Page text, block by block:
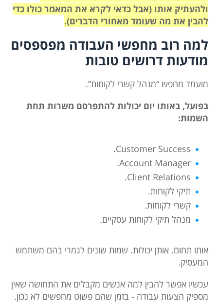
ולהעתיק אותו (אבל כדאי לקרא את המאמר כולו כדי
להבין את מה שעומד מאחורי הדברים).
למה רוב מחפשי העבודה מפספסים
מודעות דרושים טובות
מועמד מחפש “מנהל קשרי לקוחות”.
בפועל, באותו יום יכולות להתפרסם משרות תחת
השמות:
Customer Success.
Account Manager.
Client Relations.
תיקי לקוחות.
קשרי לקוחות.
מנהל תיקי לקוחות עסקיים.
אותו תחום. אותן יכולות. שמות שונים לגמרי בהם משתמש
המעסיק.
עכשיו אפשר להבין למה אנשים מקבלים את התחושה שאין
מספיק הצעות עבודה - בזמן שהם פשוט מחפשים לא נכון.